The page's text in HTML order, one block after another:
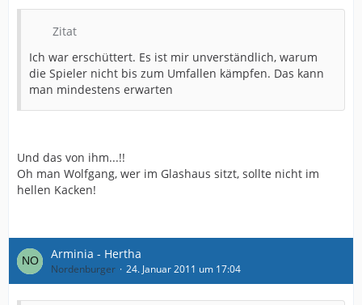
Zitat
Ich war erschüttert. Es ist mir unverständlich, warum
die Spieler nicht bis zum Umfallen kämpfen. Das kann
man mindestens erwarten
Und das von ihm...!!
Oh man Wolfgang, wer im Glashaus sitzt, sollte nicht im
hellen Kacken!
Arminia - Hertha
Nordenburger 24. Januar 2011 um 17:04